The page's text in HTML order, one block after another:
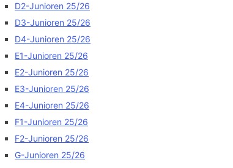
D2-Junioren 25/26
D3-Junioren 25/26
D4-Junioren 25/26
E1-Junioren 25/26
E2-Junioren 25/26
E3-Junioren 25/26
E4-Junioren 25/26
F1-Junioren 25/26
F2-Junioren 25/26
G-Junioren 25/26